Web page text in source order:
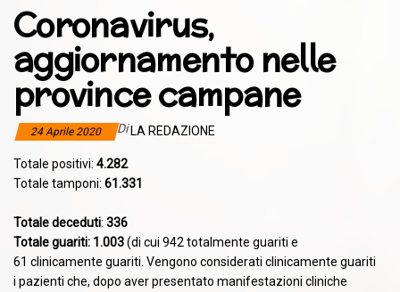
Coronavirus,
aggiornamento nelle
province campane
24 Aprile 2020 Di LA REDAZIONE
Totale positivi: 4.282
Totale tamponi: 61.331
Totale deceduti: 336
Totale guariti: 1.003(di cui 942 totalmente guariti e
61 clinicamente guariti. Vengono considerati clinicamente guariti
i pazienti che, dopo aver presentato manifestazioni cliniche